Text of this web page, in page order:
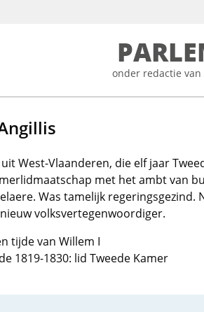
onder redactie van
West-Vlaanderen, die elf jaar
met het ambt van
Was tamelijk regeringsgezind.
volksvertegenwoordiger.
tijde van Willem I
1819-1830: lid Tweede Kamer